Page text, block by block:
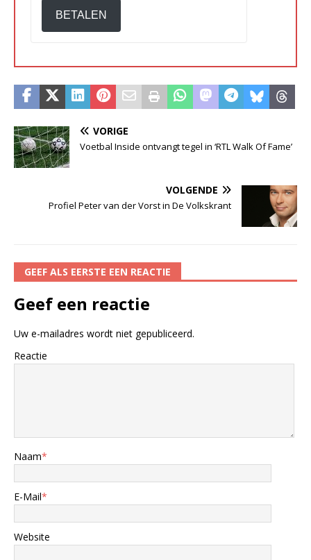
BETALEN
VORIGE
Voetbal Inside ontvangt tegel in ‘RTL Walk Of Fame’
VOLGENDE
Profiel Peter van der Vorst in De Volkskrant
GEEF ALS EERSTE EEN REACTIE
Geef een reactie
Uw e-mailadres wordt niet gepubliceerd.
Reactie
Naam*
E-Mail*
Website